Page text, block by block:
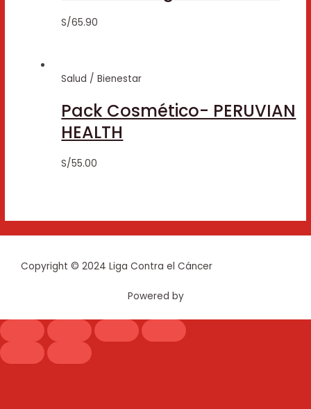
S/65.90
Salud / Bienestar
Pack Cosmético- PERUVIAN
HEALTH
S/55.00
Copyright © 2024 Liga Contra el Cáncer
Powered by